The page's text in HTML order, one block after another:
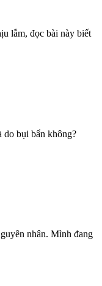
lắm, đọc bài này biết
do bụi bẩn không?
nhân. Mình đang